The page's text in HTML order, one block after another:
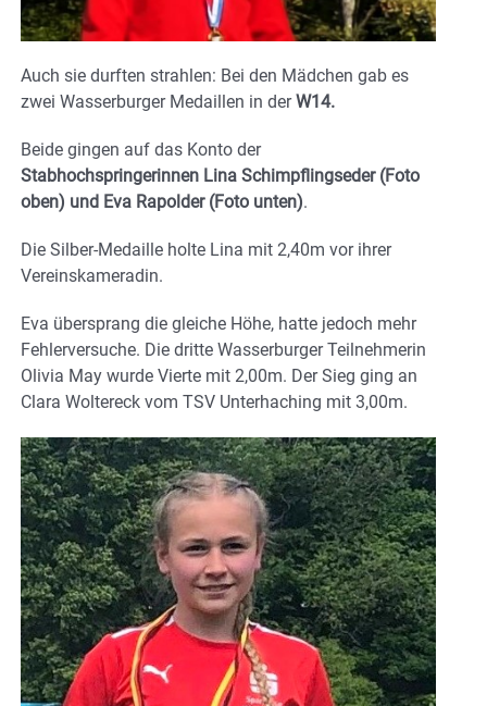
Auch sie durften strahlen: Bei den Mädchen gab es
zwei Wasserburger Medaillen in derW14.
Beide gingen auf das Konto der
Stabhochspringerinnen Lina Schimpflingseder (Foto
oben) und Eva Rapolder (Foto unten).
Die Silber-Medaille holte Lina mit 2,40m vor ihrer
Vereinskameradin.
Eva übersprang die gleiche Höhe, hatte jedoch mehr
Fehlerversuche. Die dritte Wasserburger Teilnehmerin
Olivia May wurde Vierte mit 2,00m. Der Sieg ging an
Clara Woltereck vom TSV Unterhaching mit 3,00m.